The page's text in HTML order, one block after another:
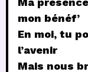
mon bénéf’
En moi, tu
l’avenir
Mais nous